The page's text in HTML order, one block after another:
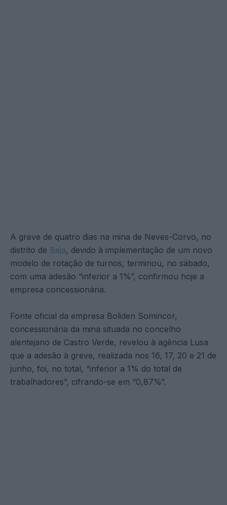
A greve de quatro dias na mina de Neves-Corvo, no
distrito de Beja, devido à implementação de um novo
modelo de rotação de turnos, terminou, no sábado,
com uma adesão “inferior a 1%”, confirmou hoje a
empresa concessionária.
Fonte oficial da empresa Boliden Somincor,
concessionária da mina situada no concelho
alentejano de Castro Verde, revelou à agência Lusa
que a adesão à greve, realizada nos 16, 17, 20 e 21 de
junho, foi, no total, “inferior a 1% do total de
trabalhadores”, cifrando-se em “0,87%”.